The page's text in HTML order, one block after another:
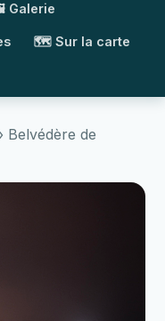
Galerie
🗺️ Sur la carte
› Belvédère de